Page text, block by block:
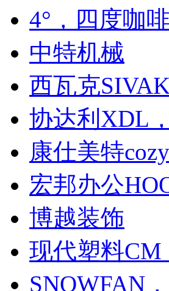
4°，四度咖
中特机械
西瓦克
协达利XDL
康仕美特
宏邦办公
博越装饰
现代塑料
SNOWFAN